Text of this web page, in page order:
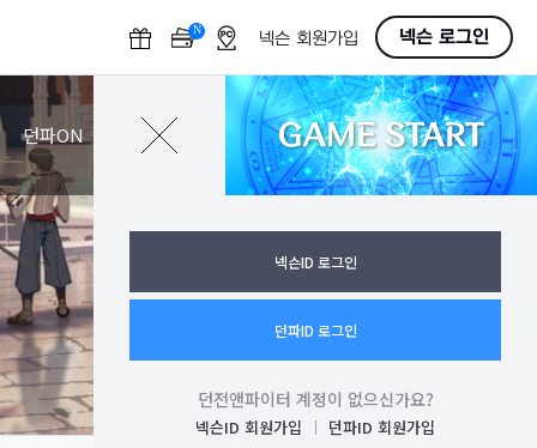
N
F
넥슨 회원가입 넥슨 로그인
던파ON GAME START
로그인
넥슨ID 로그인
던파ID 로그인
던전앤파이터 계정이 없으신가요?
넥슨ID 회원가입 던파ID 회원가입